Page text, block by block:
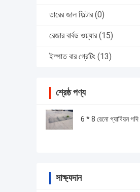
তারের জাল ফিল্টার (0)
রেজার বার্বড ওয়্যার (15)
ইস্পাত বার গ্রেটিং (13)
শ্রেষ্ঠ পণ্য
6 * 8 রেনো গ্যাবিয়ন গদি
সাক্ষ্যদান